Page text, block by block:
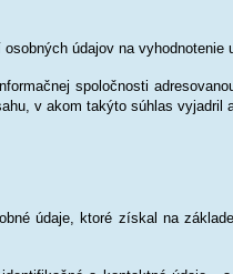
údajov na
spoločnosti
v akom takýto súhlas vyjadril
údaje, ktoré získal na